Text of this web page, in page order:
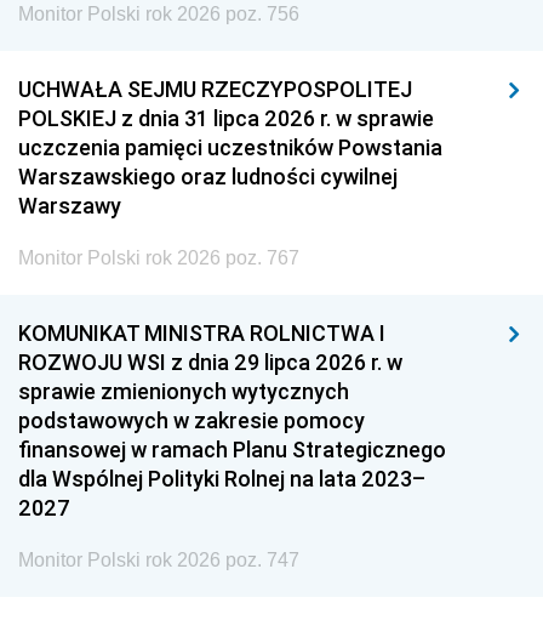
Monitor Polski rok 2026 poz. 756
UCHWAŁA SEJMU RZECZYPOSPOLITEJ
POLSKIEJ z dnia 31 lipca 2026 r. w sprawie
uczczenia pamięci uczestników Powstania
Warszawskiego oraz ludności cywilnej
Warszawy
Monitor Polski rok 2026 poz. 767
KOMUNIKAT MINISTRA ROLNICTWA I
ROZWOJU WSI z dnia 29 lipca 2026 r. w
sprawie zmienionych wytycznych
podstawowych w zakresie pomocy
finansowej w ramach Planu Strategicznego
dla Wspólnej Polityki Rolnej na lata 2023–
2027
Monitor Polski rok 2026 poz. 747